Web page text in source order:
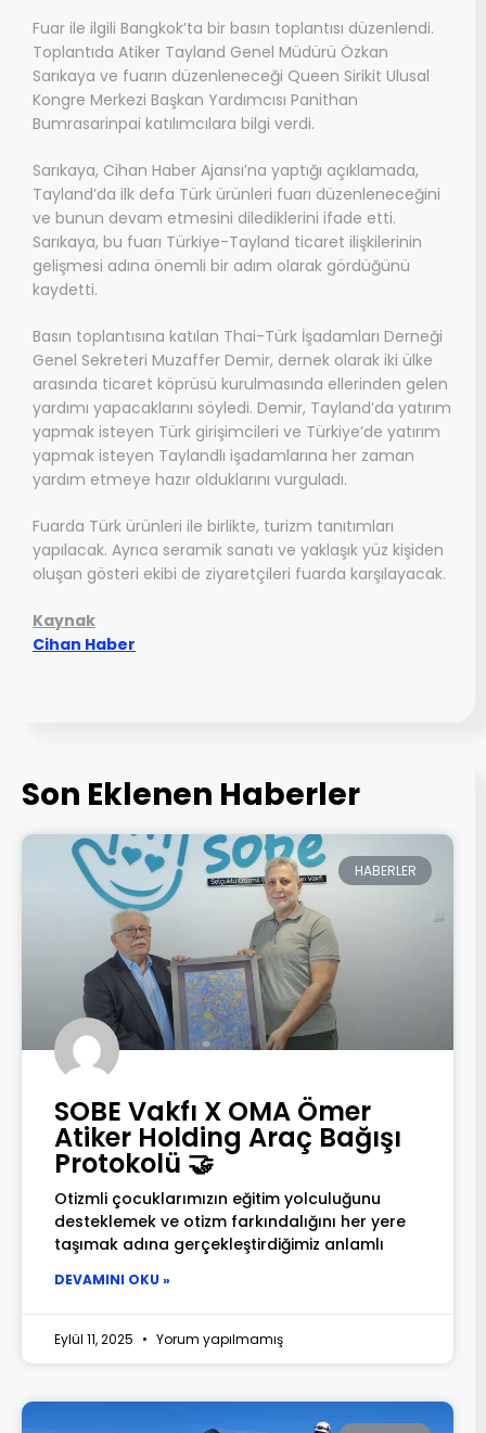
Fuar ile ilgili Bangkok’ta bir basın toplantısı düzenlendi.
Toplantıda Atiker Tayland Genel Müdürü Özkan
Sarıkaya ve fuarın düzenleneceği Queen Sirikit Ulusal
Kongre Merkezi Başkan Yardımcısı Panithan
Bumrasarinpai katılımcılara bilgi verdi.
Sarıkaya, Cihan Haber Ajansı’na yaptığı açıklamada,
Tayland’da ilk defa Türk ürünleri fuarı düzenleneceğini
ve bunun devam etmesini dilediklerini ifade etti.
Sarıkaya, bu fuarı Türkiye-Tayland ticaret ilişkilerinin
gelişmesi adına önemli bir adım olarak gördüğünü
kaydetti.
Basın toplantısına katılan Thai-Türk İşadamları Derneği
Genel Sekreteri Muzaffer Demir, dernek olarak iki ülke
arasında ticaret köprüsü kurulmasında ellerinden gelen
yardımı yapacaklarını söyledi. Demir, Tayland’da yatırım
yapmak isteyen Türk girişimcileri ve Türkiye’de yatırım
yapmak isteyen Taylandlı işadamlarına her zaman
yardım etmeye hazır olduklarını vurguladı.
Fuarda Türk ürünleri ile birlikte, turizm tanıtımları
yapılacak. Ayrıca seramik sanatı ve yaklaşık yüz kişiden
oluşan gösteri ekibi de ziyaretçileri fuarda karşılayacak.
Kaynak
Cihan Haber
Son Eklenen Haberler
HABERLER
SOBE Vakfı X OMA Ömer
Atiker Holding Araç Bağışı
Protokolü 🤝
Otizmli çocuklarımızın eğitim yolculuğunu
desteklemek ve otizm farkındalığını her yere
taşımak adına gerçekleştirdiğimiz anlamlı
DEVAMINI OKU »
Eylül 11, 2025 Yorum yapılmamış